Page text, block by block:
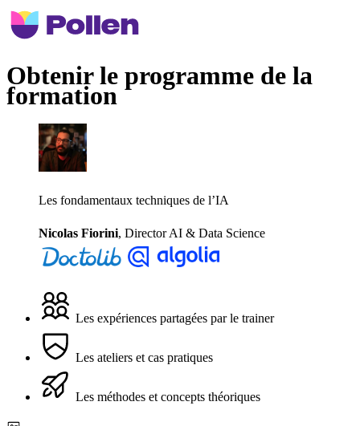
Obtenir le programme de la
formation
Les fondamentaux techniques de l’IA
Nicolas Fiorini, Director AI & Data Science
Les expériences partagées par le trainer
Les ateliers et cas pratiques
Les méthodes et concepts théoriques